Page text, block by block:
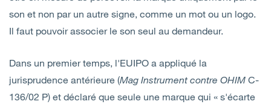
son et non par un autre signe, comme un mot ou un logo.
Il faut pouvoir associer le son seul au demandeur.
Dans un premier temps, l'EUIPO a appliqué la
jurisprudence antérieure (Mag Instrument contre OHIM C-
136/02 P) et déclaré que seule une marque qui « s'écarte